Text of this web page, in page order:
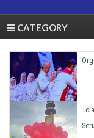
CATEGORY